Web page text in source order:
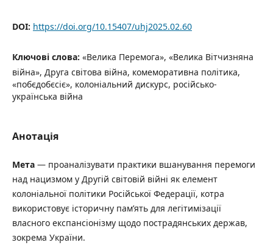
DOI: https://doi.org/10.15407/uhj2025.02.60
Ключові слова: «Велика Перемога», «Велика Вітчизняна
війна», Друга світова війна, комеморативна політика,
«побєдобєсіє», колоніальний дискурс, російсько-
українська війна
Анотація
Мета— проаналізувати практики вшанування перемоги
над нацизмом у Другій світовій війні як елемент
колоніальної політики Російської Федерації, котра
використовує історичну пам’ять для легітимізації
власного експансіонізму щодо пострадянських держав,
зокрема України.